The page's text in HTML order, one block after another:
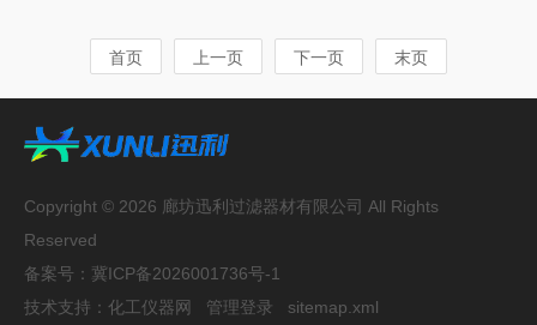
首页 上一页 下一页 末页
Copyright © 2026 廊坊迅利过滤器材有限公司 All Rights
Reserved
备案号： 冀ICP备2026001736号-1
技术支持： 化工仪器网 管理登录 sitemap.xml